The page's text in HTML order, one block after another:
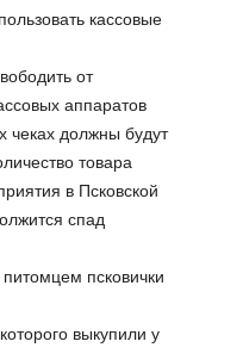
кассовые
от
аппаратов
чеках должны будут
товара
в Псковской
спад
псковички
выкупили у